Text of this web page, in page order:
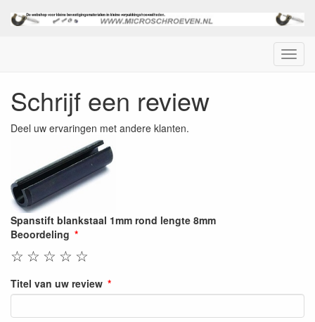
Menu
Schrijf een review
Deel uw ervaringen met andere klanten.
Spanstift blankstaal 1mm rond lengte 8mm
Beoordeling
☆
☆
☆
☆
☆
Titel van uw review